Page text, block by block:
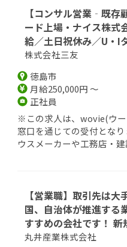
【コンサル営業‐既
ード上場・ナイス株式
給／土日祝休み／U・I
株式会社三友
徳島市
月給250,000円 ～
正社員
※この求人は、wovie(ウ
窓口を通じての受付とな
ウスメーカーや工務店・
【営業職】取引先は
国、自治体が推進する
すすめの会社です！ 新
丸井産業株式会社